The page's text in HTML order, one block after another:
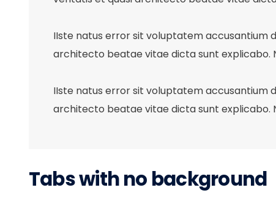
IIste natus error sit voluptatem accusantium
architecto beatae vitae dicta sunt explicabo.
IIste natus error sit voluptatem accusantium
architecto beatae vitae dicta sunt explicabo.
Tabs with no background